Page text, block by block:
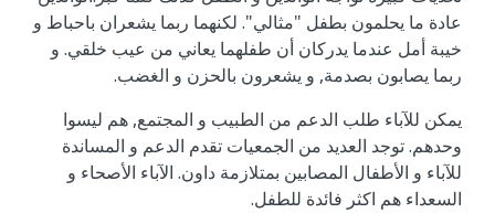
عادة ما يحلمون بطفل "مثالي". لكنهما ربما يشعران باحباط و
خيبة أمل عندما يدركان أن طفلهما يعاني من عيب خلقي. و
ربما يصابون بصدمة, و يشعرون بالحزن و الغضب.
يمكن للآباء طلب الدعم من الطبيب و المجتمع, هم ليسوا
وحدهم. توجد العديد من الجمعيات تقدم الدعم و المساندة
للآباء و الأطفال المصابين بمتلازمة داون. الآباء الأصحاء و
السعداء هم اكثر فائدة للطفل.